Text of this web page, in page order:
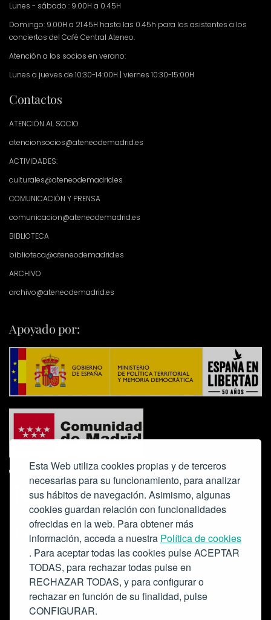
Esta Web utiliza cookies propias y de terceros
necesarias para su funcionamiento, para analizar
sus hábitos de navegación. Asimismo, algunas
cookies guardan relación con funcionalidades
ofrecidas en la web. Para obtener más
información, acceda a nuestra Política de cookies
. Para aceptar todas las cookies pulse ACEPTAR
TODAS, para rechazar todas pulse en
RECHAZAR TODAS, y para configurar o
rechazar en función de su finalidad, pulse
CONFIGURAR.
Lunes - sábado : 9.00H a 0.45H
Domingo: 9.00H a 21.45H hasta las 0.45h para los asistentes a los
conciertos del Café Central Ateneo.
Atención a los socios en verano:
Lunes a jueves de 10:30-14:00H | viernes 10:30-15:00H
Contactos
ATENCIÓN AL SOCIO
atencionsocios@ateneodemadrid.es
ACTIVIDADES:
culturales@ateneodemadrid.es
COMUNICACIÓN Y PRENSA
comunicacion@ateneodemadrid.es
BIBLIOTECA
biblioteca@ateneodemadrid.es
ARCHIVO
archivo@ateneodemadrid.es
Apoyado por:
Colabora: